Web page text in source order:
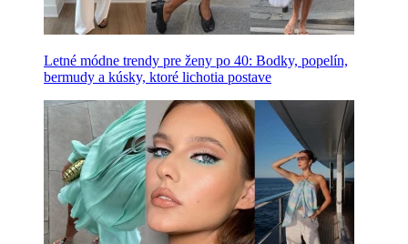
Letné módne trendy pre ženy po 40: Bodky, popelín,
bermudy a kúsky, ktoré lichotia postave